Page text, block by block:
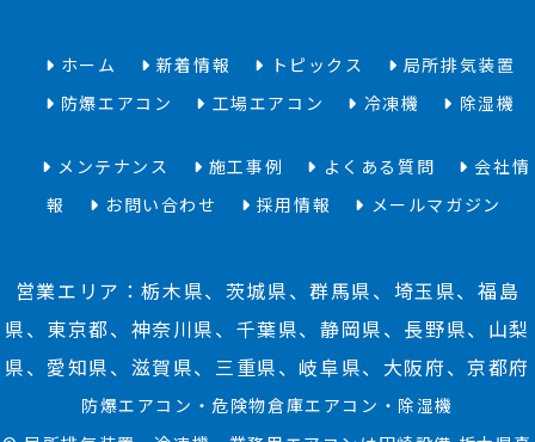
ホーム 新着情報 トピックス
局所排気装置
防爆エアコン
工場エアコン 冷凍機 除湿機
メンテナンス 施工事例 よくある質問
会社情
報
お問い合わせ 採用情報 メールマガジン
営業エリア：栃木県、茨城県、群馬県、埼玉県、福島
県、東京都、神奈川県、千葉県、静岡県、長野県、山梨
県、愛知県、滋賀県、三重県、岐阜県、大阪府、京都府
防爆エアコン・危険物倉庫エアコン・除湿機